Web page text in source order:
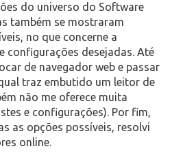
do universo do Software
também se mostraram
no que concerne a
configurações desejadas. Até
de navegador web e passar
traz embutido um leitor de
não me oferece muita
e configurações). Por fim,
as opções possíveis, resolvi
online.